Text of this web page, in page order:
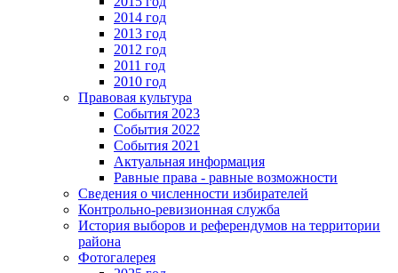
2014 год
2013 год
2012 год
2011 год
2010 год
Правовая культура
События 2023
События 2022
События 2021
Актуальная информация
Равные права - равные возможности
Сведения о численности избирателей
Контрольно-ревизионная служба
История выборов и референдумов на территории
района
Фотогалерея